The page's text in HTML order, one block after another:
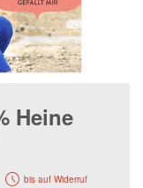
Heine
bis auf Widerruf